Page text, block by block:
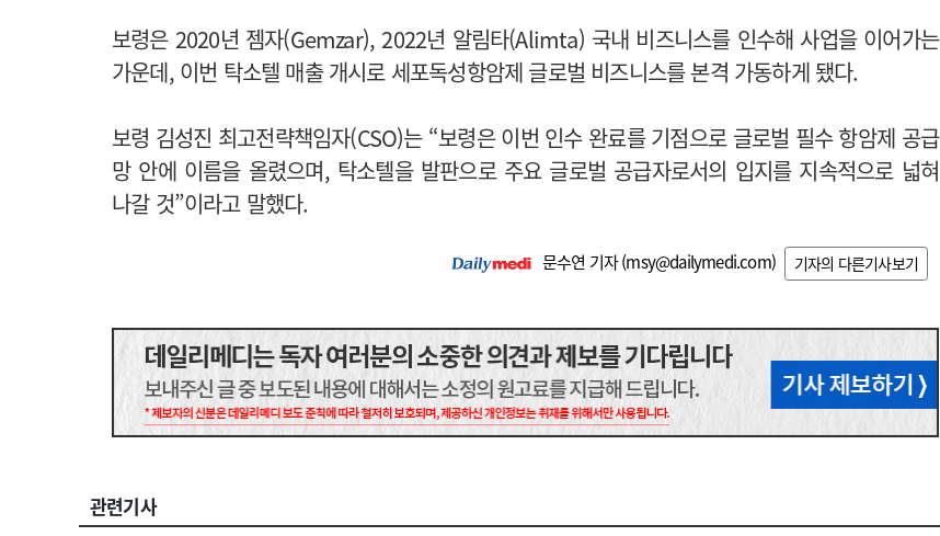
보령은 2020년 젬자(Gemzar), 2022년 알림타(Alimta) 국내 비즈니스를 인수해 사업을 이어가는
가운데, 이번 탁소텔 매출 개시로 세포독성항암제 글로벌 비즈니스를 본격 가동하게 됐다.
보령 김성진 최고전략책임자(CSO)는 “보령은 이번 인수 완료를 기점으로 글로벌 필수 항암제 공급
망 안에 이름을 올렸으며, 탁소텔을 발판으로 주요 글로벌 공급자로서의 입지를 지속적으로 넓혀
나갈 것”이라고 말했다.
문수연 기자 (msy@dailymedi.com) 기자의 다른기사보기
관련기사